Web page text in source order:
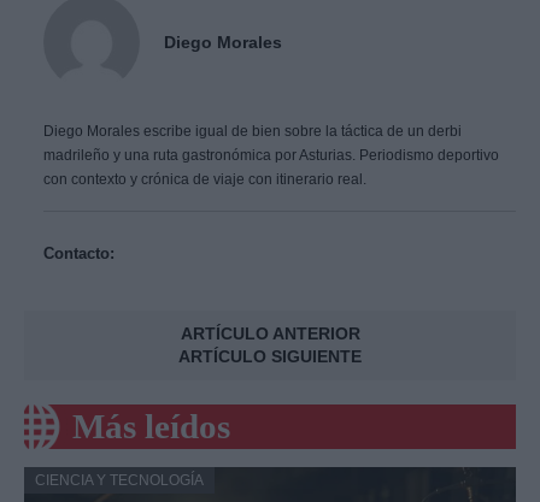
Diego Morales
Diego Morales escribe igual de bien sobre la táctica de un derbi
madrileño y una ruta gastronómica por Asturias. Periodismo deportivo
con contexto y crónica de viaje con itinerario real.
Contacto:
ARTÍCULO ANTERIOR
ARTÍCULO SIGUIENTE
Más leídos
CIENCIA Y TECNOLOGÍA